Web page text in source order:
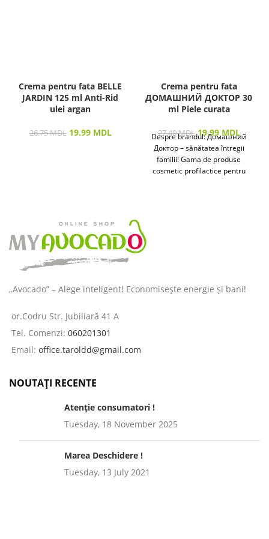
Crema pentru fata BELLE
JARDIN 125 ml Anti-Rid
ulei argan
26.75MDL 19.99 MDL
Crema pentru fata
ДОМАШНИЙ ДОКТОР 30
ml Piele curata
27.40MDL 19.99 MDL
Despre brandul: Домашний
Доктор – sănătatea întregii
familii! Gama de produse
cosmetic profilactice pentru
„Avocado” – Alege inteligent! Economisește energie și bani!
or.Codru Str. Jubiliară 41 A
Tel. Comenzi: 060201301
Email: office.taroldd@gmail.com
NOUTAȚI RECENTE
Atenție consumatori !
Tuesday, 18 November 2025
Marea Deschidere !
Tuesday, 13 July 2021